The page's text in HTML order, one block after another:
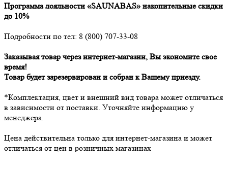
Программа лояльности «SAUNABAS» накопительные скидки
до 10%
Подробности по тел: 8 (800) 707-33-08
Заказывая товар через интернет-магазин, Вы экономите свое
время!
Товар будет зарезервирован и собран к Вашему приезду.
*Комплектация, цвет и внешний вид товара может отличаться
в зависимости от поставки. Уточняйте информацию у
менеджера.
Цена действительна только для интернет-магазина и может
отличаться от цен в розничных магазинах